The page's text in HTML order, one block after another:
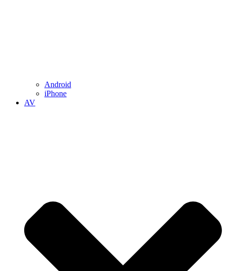
Android
iPhone
AV